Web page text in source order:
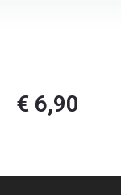
€ 6,90